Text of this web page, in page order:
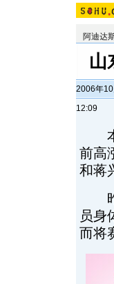
阿迪达
山
2006年10
12:09
本
前高
和蒋
昨
员身
而将